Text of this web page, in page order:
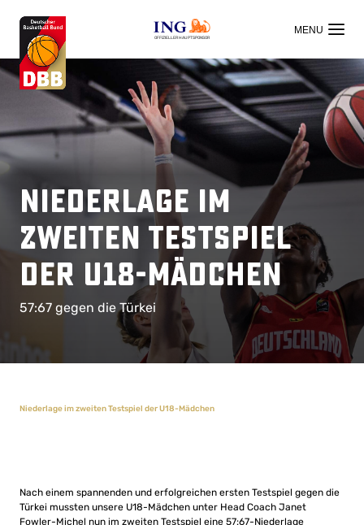
OFFIZIELLER HAUPTSPONSOR
Niederlage im
zweiten Testspiel
der U18-Mädchen
57:67 gegen die Türkei
Niederlage im zweiten Testspiel der U18-Mädchen
Nach einem spannenden und erfolgreichen ersten Testspiel gegen die
Türkei mussten unsere U18-Mädchen unter Head Coach Janet
Fowler-Michel nun im zweiten Testspiel eine 57:67-Niederlage